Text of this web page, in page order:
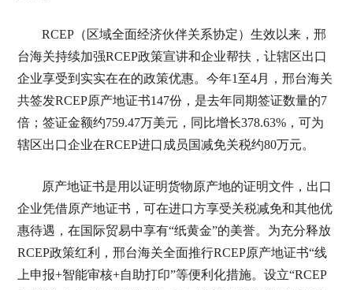
RCEP（区域全面经济伙伴关系协定）生效以来，邢
台海关持续加强RCEP政策宣讲和企业帮扶，让辖区出口
企业享受到实实在在的政策优惠。今年1至4月，邢台海关
共签发RCEP原产地证书147份，是去年同期签证数量的7
倍；签证金额约759.47万美元，同比增长378.63%，可为
辖区出口企业在RCEP进口成员国减免关税约80万元。
原产地证书是用以证明货物原产地的证明文件，出口
企业凭借原产地证书，可在进口方享受关税减免和其他优
惠待遇，在国际贸易中享有“纸黄金”的美誉。为充分释放
RCEP政策红利，邢台海关全面推行RCEP原产地证书“线
上申报+智能审核+自助打印”等便利化措施。设立“RCEP